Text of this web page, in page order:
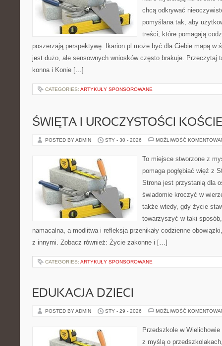
chcą odkrywać
pomyślana tak, aby
treści, które pomagają
poszerzają perspektywę. Ikarion.pl może być dla Ciebie mapą w
jest dużo, ale sensownych wniosków często brakuje. Przeczytaj
konna i Konie […]
CATEGORIES: ARTYKUŁY SPONSOROWANE
ŚWIĘTA I UROCZYSTOŚCI
POSTED BY ADMIN STY - 30 - 2026 MOŻLIWOŚĆ
To miejsce stworzone z
pomaga pogłębiać więź z
Strona jest przystanią dla
świadomie kroczyć w
także wtedy, gdy życie
towarzyszyć w taki
namacalna, a modlitwa i refleksja przenikały codzienne
z innymi. Zobacz również: Życie zakonne i […]
CATEGORIES: ARTYKUŁY SPONSOROWANE
EDUKACJA DZIECI
POSTED BY ADMIN STY - 29 - 2026 MOŻLIWOŚĆ
Przedszkole w
z myślą o